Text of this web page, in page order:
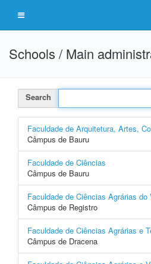
Schools / Main
Search
Faculdade de Arquitetura, Artes,
Câmpus de Bauru
Faculdade de Ciências
Câmpus de Bauru
Faculdade de Ciências Agrárias do
Câmpus de Registro
Faculdade de Ciências Agrárias e
Câmpus de Dracena